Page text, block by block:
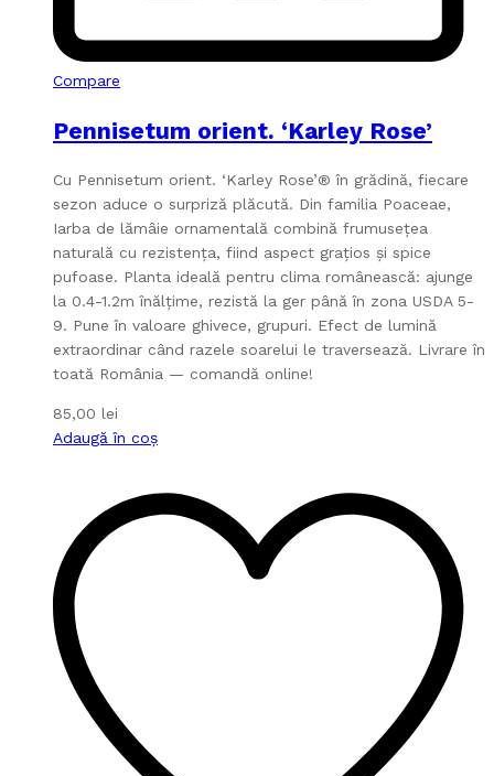
Compare
Pennisetum orient. ‘Karley Rose’
Cu Pennisetum orient. ‘Karley Rose’® în grădină, fiecare
sezon aduce o surpriză plăcută. Din familia Poaceae,
Iarba de lămâie ornamentală combină frumusețea
naturală cu rezistența, fiind aspect grațios și spice
pufoase. Planta ideală pentru clima românească: ajunge
la 0.4-1.2m înălțime, rezistă la ger până în zona USDA 5-
9. Pune în valoare ghivece, grupuri. Efect de lumină
extraordinar când razele soarelui le traversează. Livrare în
toată România — comandă online!
85,00 lei
Adaugă în coș